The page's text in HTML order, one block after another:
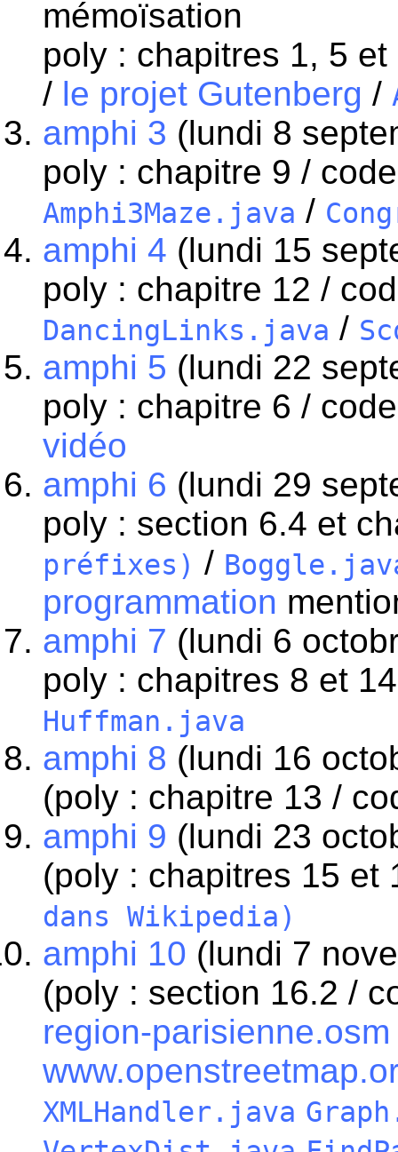
mémoïsation
poly : chapitres 1, 5
/ le projet Gutenberg /
amphi 3 (lundi 8
poly : chapitre 9 /
Amphi3Maze.java /
amphi 4 (lundi 15
poly : chapitre 12 /
DancingLinks.java /
amphi 5 (lundi 22
poly : chapitre 6 /
vidéo
amphi 6 (lundi 29
poly : section 6.4 et
préfixes) /
programmation
amphi 7 (lundi 6
poly : chapitres 8 et
Huffman.java
amphi 8 (lundi 16
(poly : chapitre 13 /
amphi 9 (lundi 23
(poly : chapitres 15 et
dans Wikipedia)
amphi 10 (lundi 7
(poly : section 16.2 /
region-parisienne.osm
XMLHandler.java